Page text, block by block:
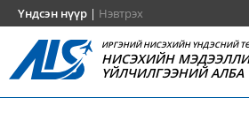
Үндсэн нүүр | Нэвтрэх
ИРГЭНИЙ НИСЭХИЙН ҮНДЭСНИЙ
НИСЭХИЙН
ҮЙЛЧИЛГЭЭНИЙ АЛБА